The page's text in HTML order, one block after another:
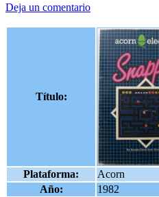
Deja un comentario
Título:
Plataforma:
Acorn
Año:
1982